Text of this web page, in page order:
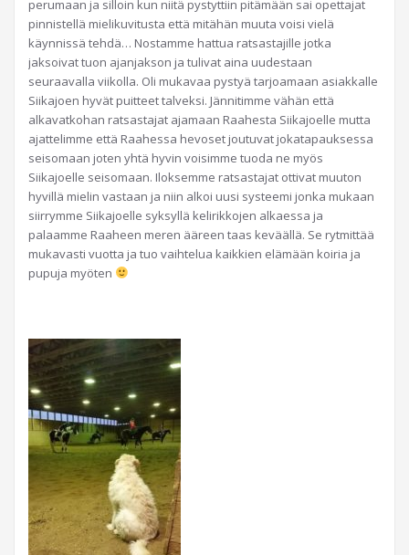
perumaan ja silloin kun niitä pystyttiin pitämään sai opettajat
pinnistellä mielikuvitusta että mitähän muuta voisi vielä
käynnissä tehdä… Nostamme hattua ratsastajille jotka
jaksoivat tuon ajanjakson ja tulivat aina uudestaan
seuraavalla viikolla. Oli mukavaa pystyä tarjoamaan asiakkalle
Siikajoen hyvät puitteet talveksi. Jännitimme vähän että
alkavatkohan ratsastajat ajamaan Raahesta Siikajoelle mutta
ajattelimme että Raahessa hevoset joutuvat jokatapauksessa
seisomaan joten yhtä hyvin voisimme tuoda ne myös
Siikajoelle seisomaan. Iloksemme ratsastajat ottivat muuton
hyvillä mielin vastaan ja niin alkoi uusi systeemi jonka mukaan
siirrymme Siikajoelle syksyllä kelirikkojen alkaessa ja
palaamme Raaheen meren ääreen taas keväällä. Se rytmittää
mukavasti vuotta ja tuo vaihtelua kaikkien elämään koiria ja
pupuja myöten